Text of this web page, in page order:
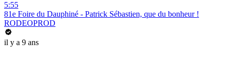
5:55
81e Foire du Dauphiné - Patrick Sébastien, que du bonheur !
RODEOPROD
il y a 9 ans